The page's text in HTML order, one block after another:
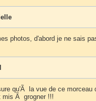
photos, d'abord je ne sais
qu'Ã la vue de ce morceau
Ã grogner !!!